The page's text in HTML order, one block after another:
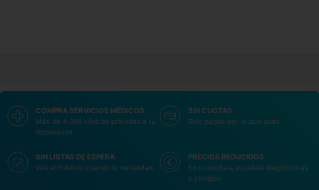
COMPRA SERVICIOS MÉDICOS
Más de 4.000 clínicas privadas a tu
disposición
SIN CUOTAS
Solo pagas por lo que usas
SIN LISTAS DE ESPERA
Vas al médico cuando lo necesitas
PRECIOS REDUCIDOS
En consultas, pruebas diagnósticas
y cirugías